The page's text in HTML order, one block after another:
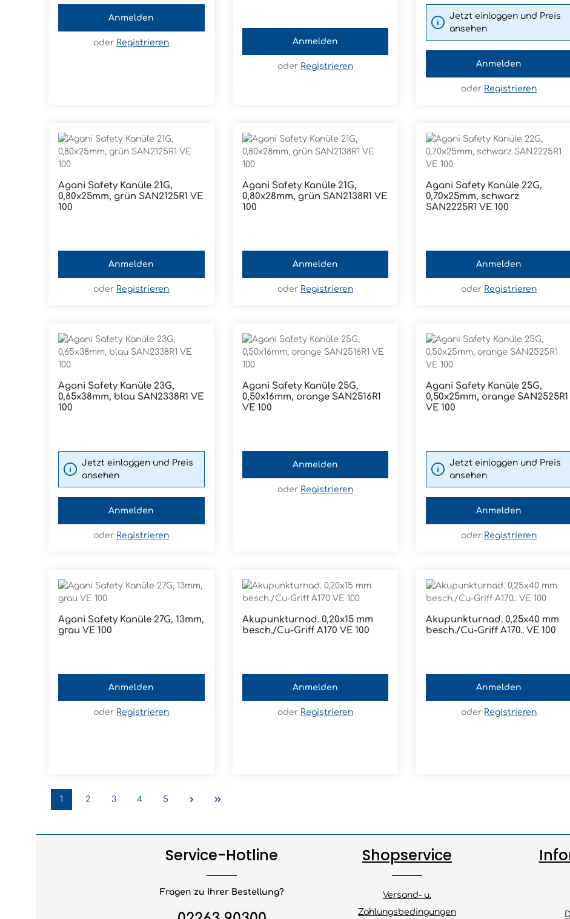
Anmelden
oder Registrieren Anmelden
oder Registrieren
Jetzt einloggen und Preis
ansehen
Anmelden
oder Registrieren
Agani Safety Kanüle 21G,
0,80x25mm, grün SAN2125R1 VE
100
Anmelden
oder Registrieren
Agani Safety Kanüle 21G,
0,80x28mm, grün SAN2138R1 VE
100
Anmelden
oder Registrieren
Agani Safety Kanüle 22G,
0,70x25mm, schwarz
SAN2225R1 VE 100
Anmelden
oder Registrieren
Produkt Anzahl: Gib den gewünschten Wert ein oder benutze die
Pckg.
Agani Safety Kanüle 23G,
0,65x38mm, blau SAN2338R1 VE
100
Jetzt einloggen und Preis
ansehen
Anmelden
oder Registrieren
Agani Safety Kanüle 25G,
0,50x16mm, orange SAN2516R1
VE 100
Anmelden
oder Registrieren
Produkt Anzahl:
Pckg.
Agani Safety Kanüle 25G,
0,50x25mm, orange SAN2525R1
VE 100
Jetzt einloggen und Preis
ansehen
Anmelden
oder Registrieren
Agani Safety Kanüle 27G, 13mm,
grau VE 100
Anmelden
oder Registrieren
Akupunkturnad. 0,20x15 mm
besch./Cu-Griff A170 VE 100
Anmelden
oder Registrieren
Akupunkturnad. 0,25x40 mm
besch./Cu-Griff A170.. VE 100
Anmelden
oder Registrieren
Seite
1
Seite
2
Seite
3
Seite
4
Seite
5
Service-Hotline
Fragen zu Ihrer Bestellung?
Shopservice
Versand- u.
Zahlungsbedingungen